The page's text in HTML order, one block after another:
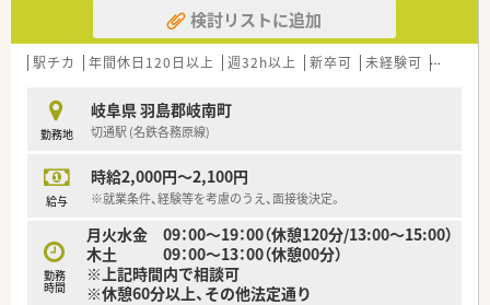
検討リストに追加
駅チカ 年間休日120日以上 週32h以上 新卒可 未経験可 ブラン
勤務地
岐阜県 羽島郡岐南町
切通駅 (名鉄各務原線)
給与
時給2,000円～2,100円
※就業条件、経験等を考慮のうえ、面接後決定。
勤務
時間
月火水金 09：00～19：00（休憩120分/13:00～15:00）
木土 09：00～13：00（休憩00分）
※上記時間内で相談可
※休憩60分以上、その他法定通り